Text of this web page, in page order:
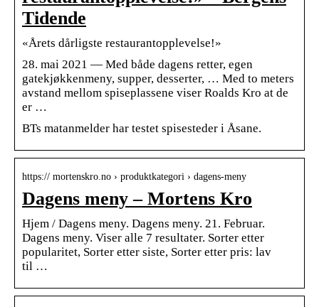
Tidende
«Årets dårligste restaurantopplevelse!»
28. mai 2021 — Med både dagens retter, egen
gatekjøkkenmeny, supper, desserter, … Med to meters
avstand mellom spiseplassene viser Roalds Kro at de
er …
BTs matanmelder har testet spisesteder i Åsane.
https:// mortenskro.no › produktkategori › dagens-meny
Dagens meny – Mortens Kro
Hjem / Dagens meny. Dagens meny. 21. Februar.
Dagens meny. Viser alle 7 resultater. Sorter etter
popularitet, Sorter etter siste, Sorter etter pris: lav
til …